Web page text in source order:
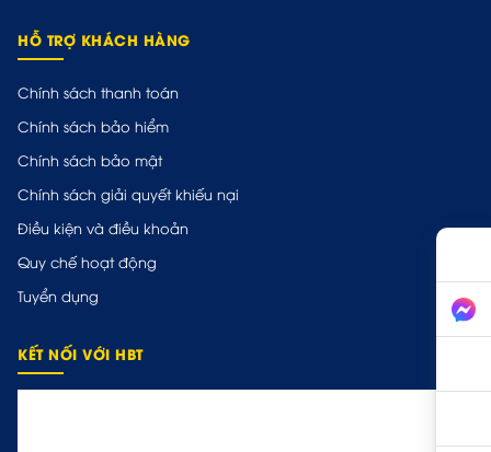
HỖ TRỢ KHÁCH HÀNG
Chính sách thanh toán
Chính sách bảo hiểm
Chính sách bảo mật
Chính sách giải quyết khiếu nại
Điều kiện và điều khoản
Quy chế hoạt động
Tuyển dụng
KẾT NỐI VỚI HBT